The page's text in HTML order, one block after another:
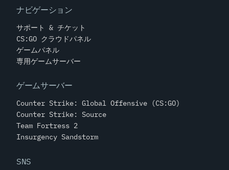
ナビゲーション
サポート & チケット
CS:GO クラウドパネル
ゲームパネル
専用ゲームサーバー
ゲームサーバー
Counter Strike: Global Offensive (CS:GO)
Counter Strike: Source
Team Fortress 2
Insurgency Sandstorm
SNS